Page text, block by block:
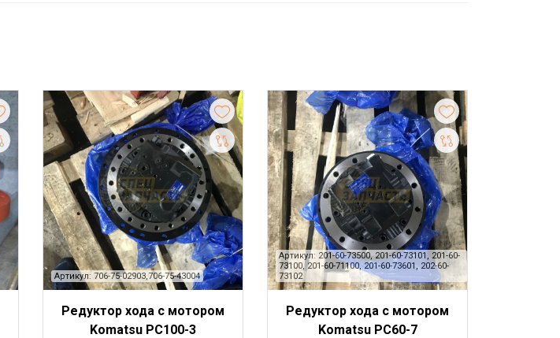
Артикул: 706-75-02903,706-75-43004
Редуктор хода c мотором
Komatsu PC100-3
Артикул: 201-60-73500, 201-60-73101, 201-60-
73100, 201-60-71100, 201-60-73601, 202-60-
73102
Редуктор хода с мотором
Komatsu PC60-7